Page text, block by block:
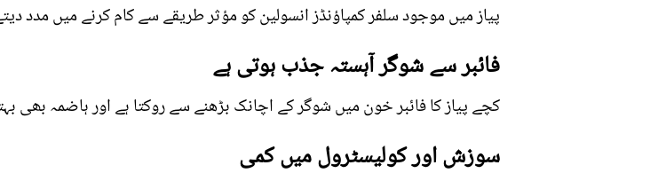
پیاز میں موجود سلفر کمپاؤنڈز انسولین کو مؤثر طریقے سے کام کرنے میں مدد
فائبر سے شوگر آہستہ جذب ہوتی ہے
کچے پیاز کا فائبر خون میں شوگر کے اچانک بڑھنے سے روکتا ہے اور ہاضمہ بھی
سوزش اور کولیسٹرول میں کمی